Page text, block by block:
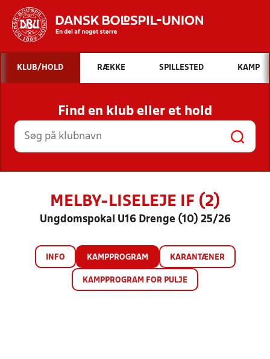
Hvad vil du søge efter?
INDHOLD OG NYHEDER
STILLINGER, RESULTATER, KLUBBER OG
HOLD
KLUB/HOLD RÆKKE SPILLESTED KAMP
Find en klub eller et hold
MELBY-LISELEJE IF (2)
Ungdomspokal U16 Drenge (10) 25/26
INFO KAMPPROGRAM KARANTÆNER
KAMPPROGRAM FOR PULJE